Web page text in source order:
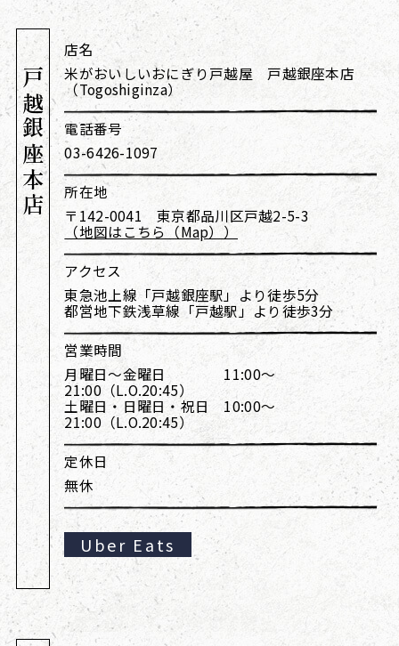
戸越銀座本店
店名
米がおいしいおにぎり戸越屋 戸越銀座本店
（Togoshiginza）
電話番号
03-6426-1097
所在地
〒142-0041 東京都品川区戸越2-5-3
（地図はこちら（Map））
アクセス
東急池上線「戸越銀座駅」より徒歩5分
都営地下鉄浅草線「戸越駅」より徒歩3分
営業時間
月曜日～金曜日 11:00～
21:00（L.O.20:45）
土曜日・日曜日・祝日 10:00～
21:00（L.O.20:45）
定休日
無休
Uber Eats